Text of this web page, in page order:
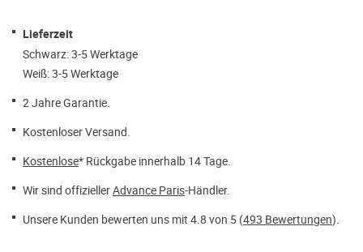
Lieferzeit
Schwarz: 3-5 Werktage
Weiß: 3-5 Werktage
2 Jahre Garantie.
Kostenloser Versand.
Kostenlose* Rückgabe innerhalb 14 Tage.
Wir sind offiziellerAdvance Paris-Händler.
Unsere Kunden bewerten uns mit 4.8 von 5 (493 Bewertungen).